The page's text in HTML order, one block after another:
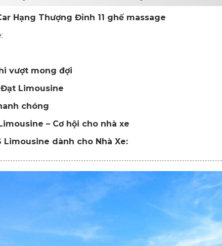
Hạng Thượng Đỉnh 11 ghế massage
vượt mong đợi
Limousine
chóng
– Cơ hội cho nhà xe
Limousine dành cho Nhà Xe: